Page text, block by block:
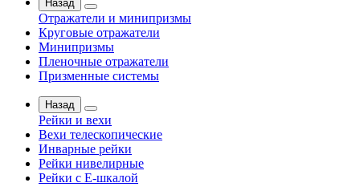
Назад
Отражатели и минипризмы
Круговые отражатели
Минипризмы
Пленочные отражатели
Призменные системы
Назад
Рейки и вехи
Вехи телескопические
Инварные рейки
Рейки нивелирные
Рейки с Е-шкалой